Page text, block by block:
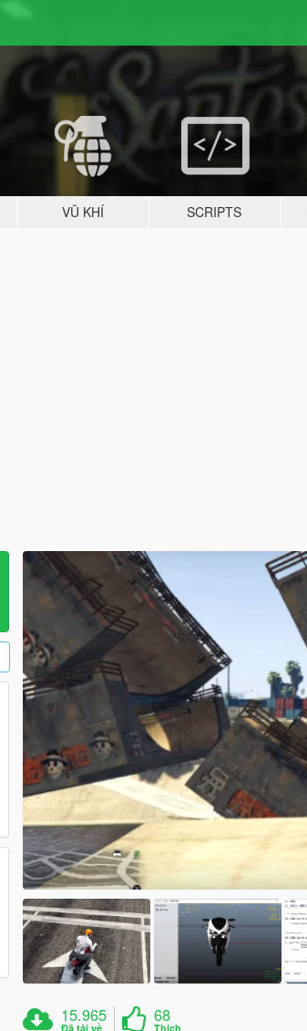
VŨ KHÍ SCRIPTS
15.965
Đã tải về
68
Thích